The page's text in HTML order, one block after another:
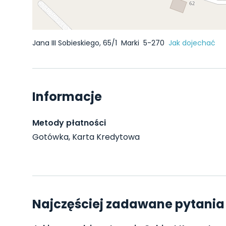
Jana III Sobieskiego, 65/1 Marki 5-270 Jak dojechać
Informacje
Metody płatności
Gotówka, Karta Kredytowa
Najczęściej zadawane